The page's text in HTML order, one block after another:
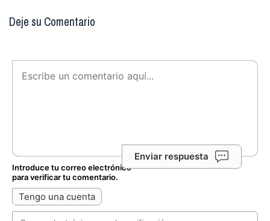
Deje su Comentario
Enviar respuesta
Introduce tu correo electrónico
para verificar tu comentario.
Tengo una cuenta